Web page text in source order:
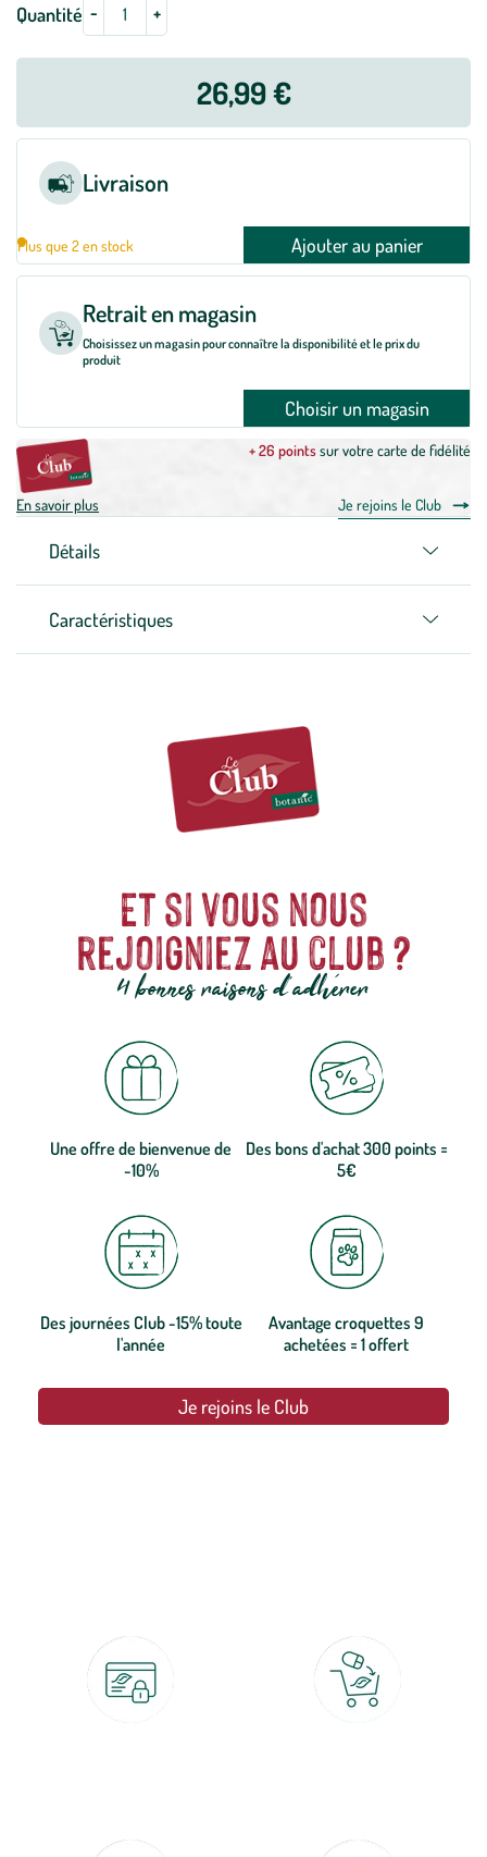
Quantité - +
26,99 €
Livraison
Plus que 2 en stock Ajouter au panier
Retrait en magasin
Choisissez un magasin pour connaître la disponibilité et le prix du
produit
Choisir un magasin
+ 26 pointssur votre carte de fidélité
En savoir plus Je rejoins le Club
Détails
Caractéristiques
Et si vous nous
rejoigniez au club ?
4 bonnes raisons d'adhérer
Une offre de bienvenue de
-10%
Des bons d'achat 300 points =
5€
Des journées Club -15% toute
l'année
Avantage croquettes 9
achetées = 1 offert
Je rejoins le Club